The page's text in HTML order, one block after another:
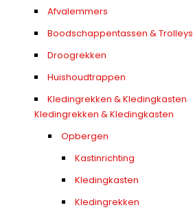
Afvalemmers
Boodschappentassen & Trolleys
Droogrekken
Huishoudtrappen
Kledingrekken & Kledingkasten
Kledingrekken & Kledingkasten
Opbergen
Kastinrichting
Kledingkasten
Kledingrekken